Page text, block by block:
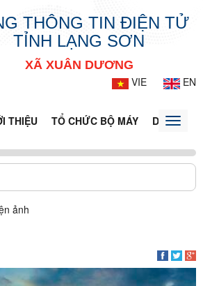
THÔNG TIN ĐIỆN TỬ
TỈNH LẠNG SƠN
XÃ XUÂN DƯƠNG
VIE
EN
THIỆU TỔ CHỨC BỘ MÁY DOANH
Toggle
ảnh